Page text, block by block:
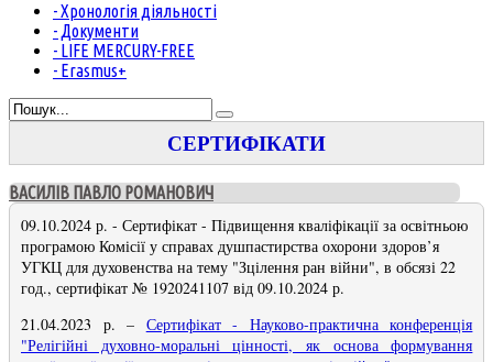
- Хронологія діяльності
- Документи
- LIFE MERCURY-FREE
- Erasmus+
СЕРТИФІКАТИ
ВАСИЛІВ ПАВЛО РОМАНОВИЧ
09.10.2024 р. - Сертифікат - Підвищення кваліфікації за освітньою
програмою Комісії у справах душпастирства охорони здоров’я
УГКЦ для духовенства на тему "Зцілення ран війни", в обсязі 22
год., сертифікат № 1920241107 від 09.10.2024 р.
21.04.2023 р. – Сертифікат - Науково-практична конференція
"Релігійні духовно-моральні цінності, як основа формування